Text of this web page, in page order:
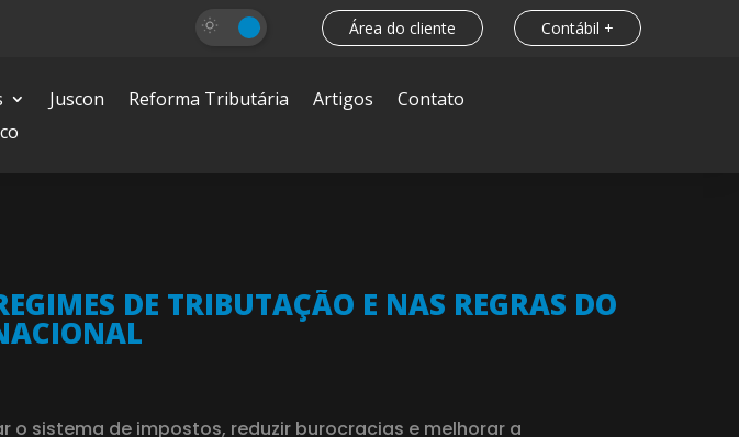
Área do cliente Contábil +
Juscon Reforma Tributária Artigos
Contato
DE TRIBUTAÇÃO E NAS REGRAS DO
sistema de impostos, reduzir burocracias e melhorar a